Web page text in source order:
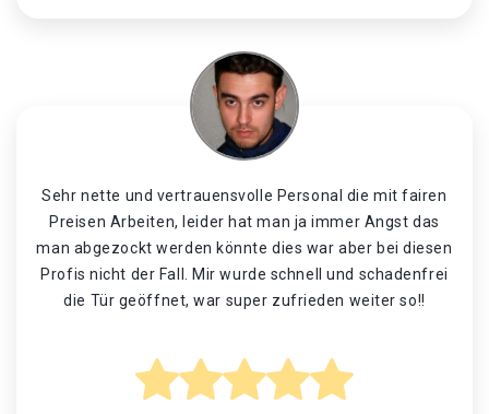
Sehr nette und vertrauensvolle Personal die mit fairen
Preisen Arbeiten, leider hat man ja immer Angst das
man abgezockt werden könnte dies war aber bei diesen
Profis nicht der Fall. Mir wurde schnell und schadenfrei
die Tür geöffnet, war super zufrieden weiter so!!